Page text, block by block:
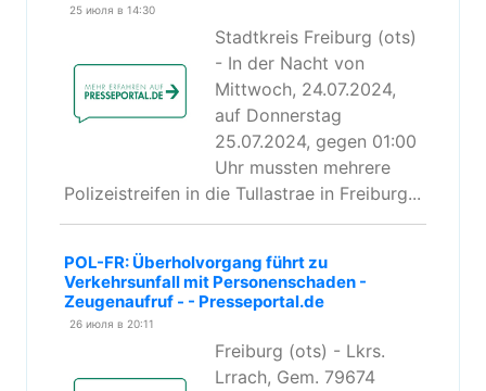
25 июля в 14:30
Stadtkreis Freiburg (ots)
- In der Nacht von
Mittwoch, 24.07.2024,
auf Donnerstag
25.07.2024, gegen 01:00
Uhr mussten mehrere
Polizeistreifen in die Tullastrae in Freiburg...
POL-FR: Überholvorgang führt zu
Verkehrsunfall mit Personenschaden -
Zeugenaufruf - - Presseportal.de
26 июля в 20:11
Freiburg (ots) - Lkrs.
Lrrach, Gem. 79674